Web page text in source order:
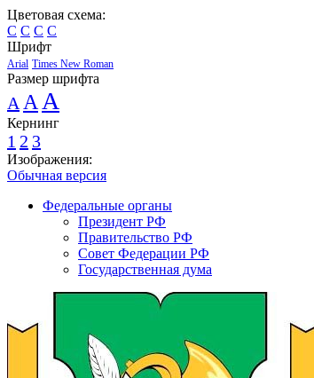
Цветовая схема:
C C C C
Шрифт
Arial Times New Roman
Размер шрифта
A A A
Кернинг
1 2 3
Изображения:
Обычная версия
Федеральные органы
Президент РФ
Правительство РФ
Совет Федерации РФ
Государственная дума